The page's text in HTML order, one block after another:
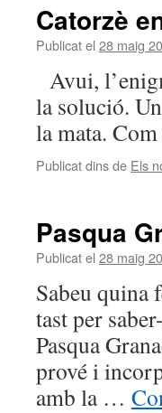
Catorzè
Publicat el 28 maig
Avui,
la solució.
la mata.
Publicat dins de Els
Pasqua
Publicat el 28 maig
Sabeu quina
tast per
Pasqua
prové i
amb la …